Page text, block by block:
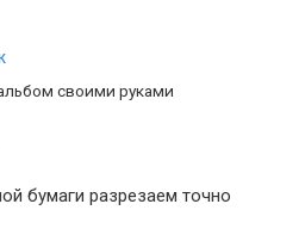
своими руками
бумаги разрезаем точно